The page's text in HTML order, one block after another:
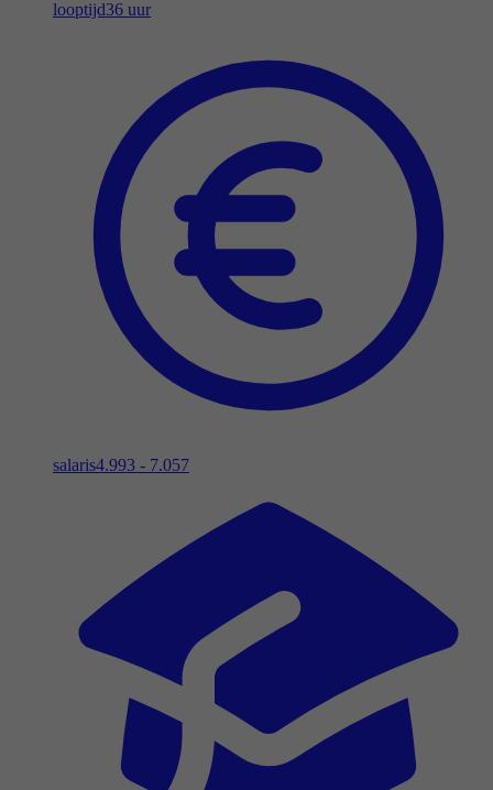
looptijd36 uur
salaris4.993 - 7.057